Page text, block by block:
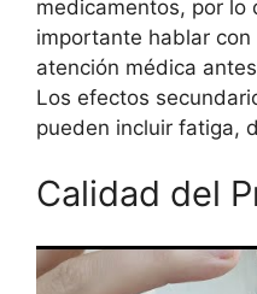
medicamentos, por lo
importante hablar
atención médica
Los efectos
pueden incluir fatiga,
Calidad del